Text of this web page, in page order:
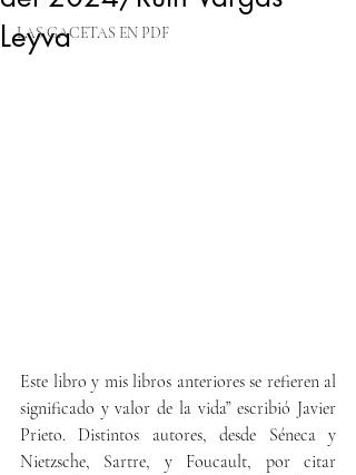
LAS GACETAS EN PDF
Leyva
Este libro y mis libros anteriores se refieren al
significado y valor de la vida” escribió Javier
Prieto. Distintos autores, desde Séneca y
Nietzsche, Sartre, y Foucault, por citar